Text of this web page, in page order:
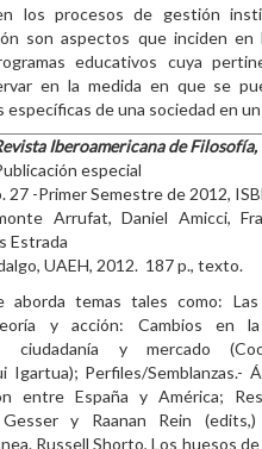
los procesos de gestión
son aspectos que inciden
educativos cuya
en la medida en que se
específicas de una sociedad en
Iberoamericana de
especial
27 -Primer Semestre de 2012,
Arrufat, Daniel Amicci,
Estrada
UAEH, 2012. 187 p., texto.
aborda temas tales como:
y acción: Cambios en la
ciudadanía y mercado
Igartua); Perfiles/Semblanzas.-
entre España y América;
Gesser y Raanan Rein
Russell Shorto, Los huesos